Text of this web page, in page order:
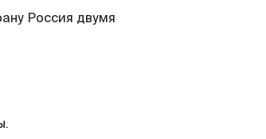
Россия двумя